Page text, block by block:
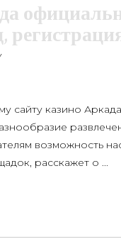
сайту казино
возможность
расскажет о